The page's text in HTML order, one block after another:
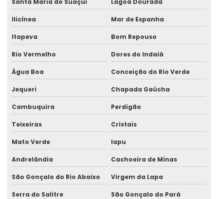
Ilicínea Mar de Espanha
Itapeva Bom Repouso
Rio Vermelho Dores do Indaiá
Água Boa Conceição do Rio Verde
Jequeri Chapada Gaúcha
Cambuquira Perdigão
Teixeiras Cristais
Mato Verde Iapu
Andrelândia Cachoeira de Minas
São Gonçalo do Rio Abaixo Virgem da Lapa
Serra do Salitre São Gonçalo do Pará